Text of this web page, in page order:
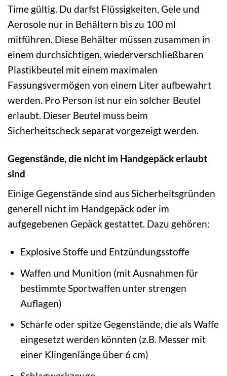
Time gültig. Du darfst Flüssigkeiten, Gele und
Aerosole nur in Behältern bis zu 100 ml
mitführen. Diese Behälter müssen zusammen in
einem durchsichtigen, wiederverschließbaren
Plastikbeutel mit einem maximalen
Fassungsvermögen von einem Liter aufbewahrt
werden. Pro Person ist nur ein solcher Beutel
erlaubt. Dieser Beutel muss beim
Sicherheitscheck separat vorgezeigt werden.
Gegenstände, die nicht im Handgepäck erlaubt
sind
Einige Gegenstände sind aus Sicherheitsgründen
generell nicht im Handgepäck oder im
aufgegebenen Gepäck gestattet. Dazu gehören:
Explosive Stoffe und Entzündungsstoffe
Waffen und Munition (mit Ausnahmen für
bestimmte Sportwaffen unter strengen
Auflagen)
Scharfe oder spitze Gegenstände, die als Waffe
eingesetzt werden könnten (z.B. Messer mit
einer Klingenlänge über 6 cm)